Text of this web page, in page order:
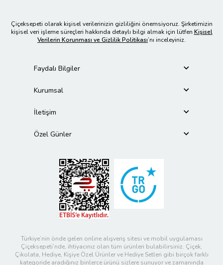
Çiçeksepeti olarak kişisel verilerinizin gizliliğini önemsiyoruz. Şirketimizin
kişisel veri işleme süreçleri hakkında detaylı bilgi almak için lütfen Kişisel
Verilerin Korunması ve Gizlilik Politikası’nı inceleyiniz.
Faydalı Bilgiler
Kurumsal
İletişim
Özel Günler
Türkiye’nin önde gelen online alışveriş sitesi ve mobil uygulaması
Çiçeksepeti’nde, ihtiyacınız olan tüm ürünleri bulabilirsiniz. Çiçek,
Çikolata, Hediye, Kişiye Özel Ürünler ve Hediye Setleri gibi birçok farklı
kategoride aradığınız binlerce ürünü sizlere sunuyor ve zamanında